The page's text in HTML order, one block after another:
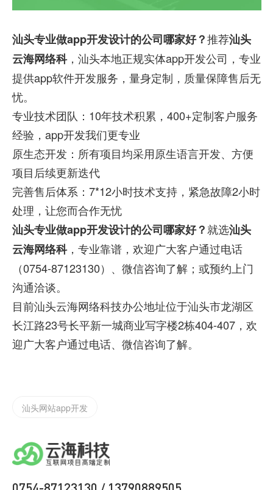
汕头专业做app开发设计的公司哪家好？推荐汕头
云海网络科，汕头本地正规实体app开发公司，专业
提供app软件开发服务，量身定制，质量保障售后无
忧。
专业技术团队：10年技术积累，400+定制客户服务
经验，app开发我们更专业
原生态开发：所有项目均采用原生语言开发、方便
项目后续更新迭代
完善售后体系：7*12小时技术支持，紧急故障2小时
处理，让您而合作无忧
汕头专业做app开发设计的公司哪家好？就选汕头
云海网络科，专业靠谱，欢迎广大客户通过电话
（0754-87123130）、微信咨询了解；或预约上门
沟通洽谈。
目前汕头云海网络科技办公地址位于汕头市龙湖区
长江路23号长平新一城商业写字楼2栋404-407，欢
迎广大客户通过电话、微信咨询了解。
汕头网站app开发
为什么要做小程序？汕头小程序开发哪家公司好